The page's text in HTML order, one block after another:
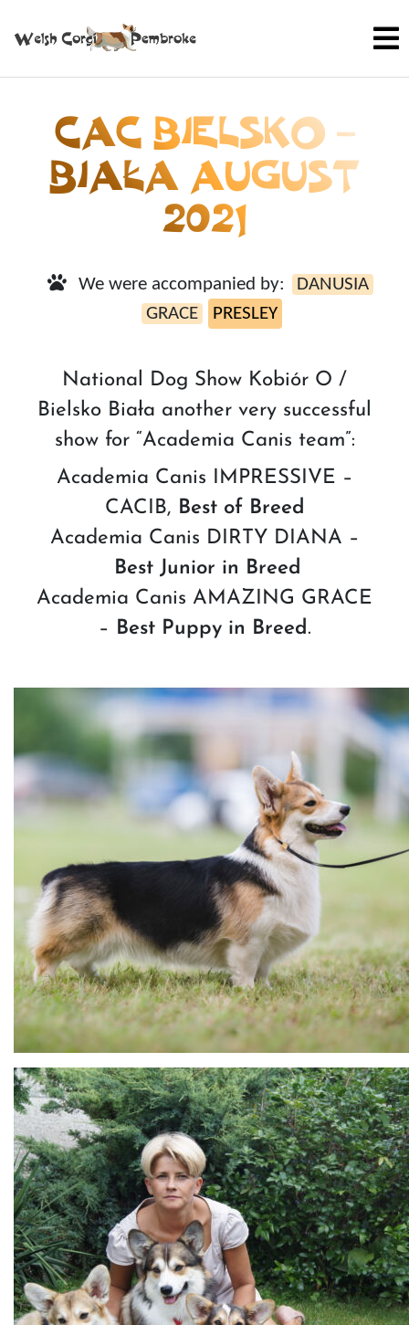
CAC BIELSKO –
BIAŁA AUGUST
2021
We were accompanied by:
DANUSIA
GRACE
PRESLEY
National Dog Show Kobiór O /
Bielsko Biała another very successful
show for “Academia Canis team”:
Academia Canis IMPRESSIVE –
CACIB, Best of Breed
Academia Canis DIRTY DIANA –
Best Junior in Breed
Academia Canis AMAZING GRACE
– Best Puppy in Breed.